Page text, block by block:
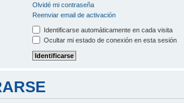
Olvidé mi contraseña
Reenviar email de activación
Identificarse automáticamente en cada visita
Ocultar mi estado de conexión en esta sesión